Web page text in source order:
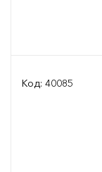
Код: 40085